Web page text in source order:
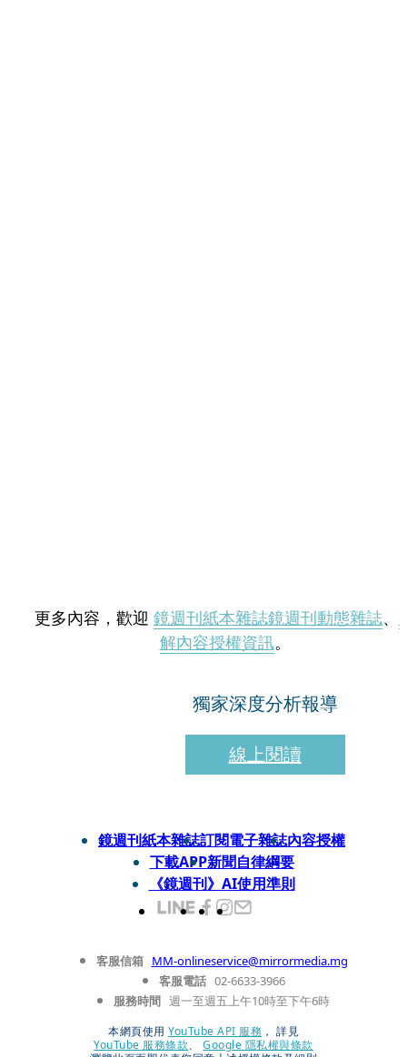
更多內容，歡迎 鏡週刊紙本雜誌鏡週刊動態雜誌、
解內容授權資訊。
獨家深度分析報導
線上閱讀
鏡週刊紙本雜誌訂閱電子雜誌內容授權
下載APP新聞自律綱要
《鏡週刊》AI使用準則
客服信箱 MM-onlineservice@mirrormedia.mg
客服電話 02-6633-3966
服務時間 週一至週五上午10時至下午6時
本網頁使用 YouTube API 服務 ， 詳見
YouTube 服務條款、
Google 隱私權與條款